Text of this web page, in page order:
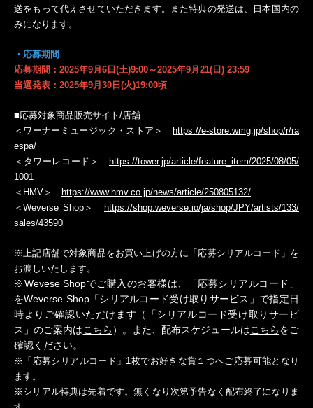
送をもって代えさせていただきます。また特典の発送は、日本国内の
みになります。
・応募期間
応募期間：2025年9月6日(土)9:00～2025年9月21(日) 23:59
当選発表：2025年9月30日(火)19:00頃
■応募対象商品販売サイト/店舗
＜ワーナーミュージック・ストア＞
https://e-store.wmg.jp/shop/r/ra
espa/
＜タワーレコード＞
https://tower.jp/article/feature_item/2025/08/05/
1001
＜HMV＞
https://www.hmv.co.jp/news/article/250805132/
＜Weverse Shop＞
https://shop.weverse.io/ja/shop/JPY/artists/133/
sales/43590
※上記店舗で対象商品をお買い上げの方に「応募シリアルコード」を
お渡しいたします。
※Wevese Shopでご購入のお客様は、「応募シリアルコード」
をWeverse Shop「シリアルコード受け取りサービス」で指定日
時よりご確認いただけます（「シリアルコード受け取りサービ
ス」のご案内はこちら ）。また、配布スケジュールはこちらをご
確認ください。
※「応募シリアルコード」1枚でお好きな賞１つへご応募可能となり
ます。
※シリアル特典は先着です。無くなり次第予告なく配布終了になりま